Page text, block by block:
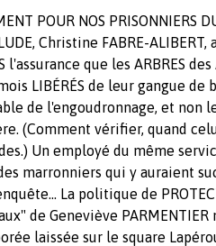
POUR NOS PRISONNIERS
Christine FABRE-ALIBERT,
que les ARBRES des
LIBÉRÉS de leur gangue de
de l'engoudronnage, et non
(Comment vérifier, quand
Un employé du même
marronniers qui y auraient
La politique de
de Geneviève PARMENTIER
laissée sur le square